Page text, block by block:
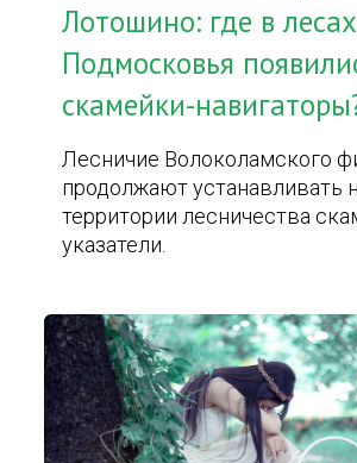
Лотошино: где в лесах
Подмосковья
скамейки-
Лесничие Волоколамского
продолжают устанавливать
территории лесничества
указатели.